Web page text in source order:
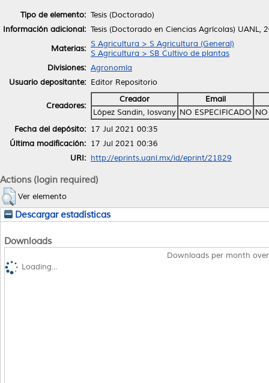
Tipo de elemento: Tesis (Doctorado)
Información adicional: Tesis (Doctorado en Ciencias Agrícolas) UANL,
Materias: S Agricultura > S Agricultura (General)
S Agricultura > SB Cultivo de plantas
Divisiones: Agronomía
Usuario depositante: Editor Repositorio
Creadores:
Creador
Email
López Sandin, Iosvany NO ESPECIFICADO
Fecha del depósito: 17 Jul 2021 00:35
Última modificación: 17 Jul 2021 00:36
URI: http://eprints.uanl.mx/id/eprint/21829
Actions (login required)
Ver elemento
Descargar estadísticas
Downloads
Downloads per month
Loading...